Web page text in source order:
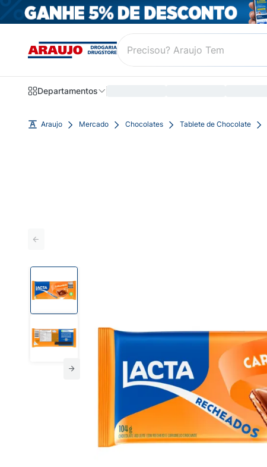
Departamentos
Araujo Mercado Chocolates Tablete de Chocolate